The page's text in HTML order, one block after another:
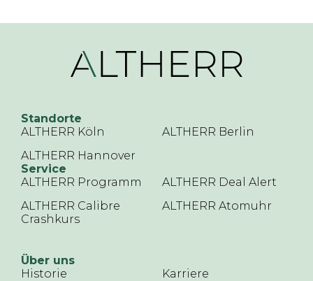
Standorte
ALTHERR Köln
ALTHERR Berlin
ALTHERR Hannover
Service
ALTHERR Programm
ALTHERR Deal Alert
ALTHERR Calibre
Crashkurs
ALTHERR Atomuhr
Über uns
Historie
Karriere